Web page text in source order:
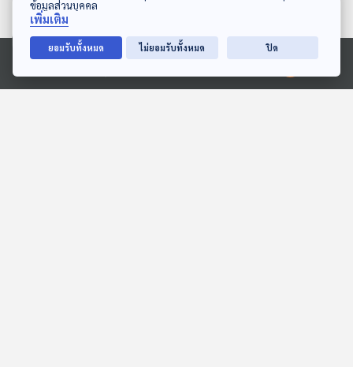
Ⓒ 2020 องค์การกระจายเสียงและแพร่ภาพสาธารณะแห่งประเทศไทย
ตอนที่เกี่ยวข้อง
ข้อมูลส่วนบุคคล
เพิ่มเติม
ยอมรับทั้งหมด ไม่ยอมรับทั้งหมด ปิด